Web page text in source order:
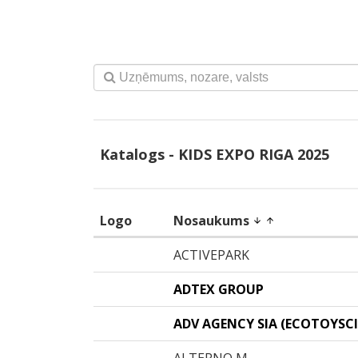
Katalogs - KIDS EXPO RIGA 2025
Logo Nosaukums arrow_downward arrow_upward
ACTIVEPARK
ADTEX GROUP
ADV AGENCY SIA